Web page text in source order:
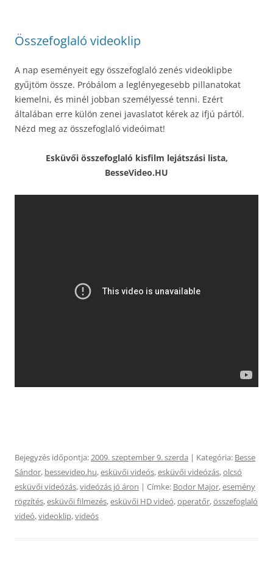
Összefoglaló videoklip
A nap eseményeit egy összefoglaló zenés videoklipbe
gyűjtöm össze. Próbálom a leglényegesebb pillanatokat
kiemelni, és minél jobban személyessé tenni. Ezért
általában erre külön zenei javaslatot kérek az ifjú pártól.
Nézd meg az összefoglaló videóimat!
Esküvői összefoglaló kisfilm lejátszási lista,
BesseVideo.HU
Bejegyzés időpontja:2009. szeptember 9. szerda | Kategória: Besse
Sándor, bessevideo.hu,esküvői videós,esküvői videózás,olcsó
esküvői videózás,videózás jó áron | Címke: Bodor Major,esemény
rögzítés,esküvői filmezés,esküvői HD videó,operatőr,összefoglaló
videó,videoklip,videós